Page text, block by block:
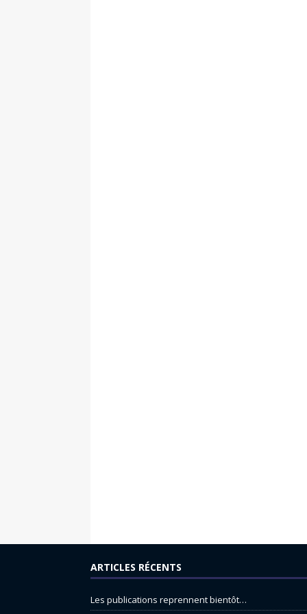
ARTICLES RÉCENTS
Les publications reprennent bientôt…